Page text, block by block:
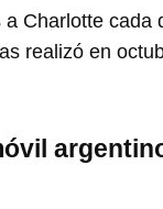
Charlotte cada
realizó en